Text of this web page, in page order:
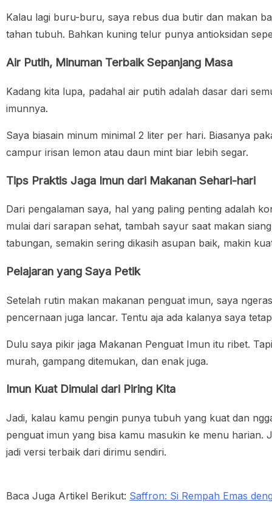
Kalau lagi buru-buru, saya rebus dua butir dan makan
tahan tubuh. Bahkan kuning telur punya antioksidan
Air Putih, Minuman Terbaik Sepanjang Masa
Kadang kita lupa, padahal air putih adalah dasar dari
imunnya.
Saya biasain minum minimal 2 liter per hari. Biasanya
campur irisan lemon atau daun mint biar lebih segar.
Tips Praktis Jaga Imun dari Makanan Sehari-hari
Dari pengalaman saya, hal yang paling penting adalah
mulai dari sarapan sehat, tambah sayur saat makan
tabungan, semakin sering dikasih asupan baik, makin
Pelajaran yang Saya Petik
Setelah rutin makan makanan penguat imun, saya
pencernaan juga lancar. Tentu aja ada kalanya saya
Dulu saya pikir jaga Makanan Penguat Imun itu ribet.
murah, gampang ditemukan, dan enak juga.
Imun Kuat Dimulai dari Piring Kita
Jadi, kalau kamu pengin punya tubuh yang kuat dan
penguat imun yang bisa kamu masukin ke menu
jadi versi terbaik dari dirimu sendiri.
Baca Juga Artikel Berikut: Saffron: Si Rempah Emas